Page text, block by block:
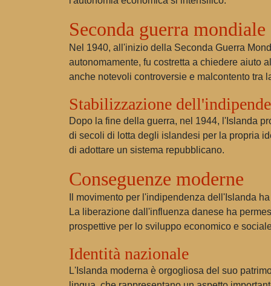
Seconda guerra mondiale
Nel 1940, all'inizio della Seconda Guerra
autonomamente, fu costretta a chiedere aiuto
anche notevoli controversie e malcontento tra
Stabilizzazione
Dopo la fine della guerra, nel 1944, l'Islanda
di secoli di lotta degli islandesi per la propria
di adottare un sistema repubblicano.
Conseguenze moderne
Il movimento per l'indipendenza dell'Islanda
La liberazione dall'influenza danese ha
prospettive per lo sviluppo economico e
Identità nazionale
L'Islanda moderna è orgogliosa del suo